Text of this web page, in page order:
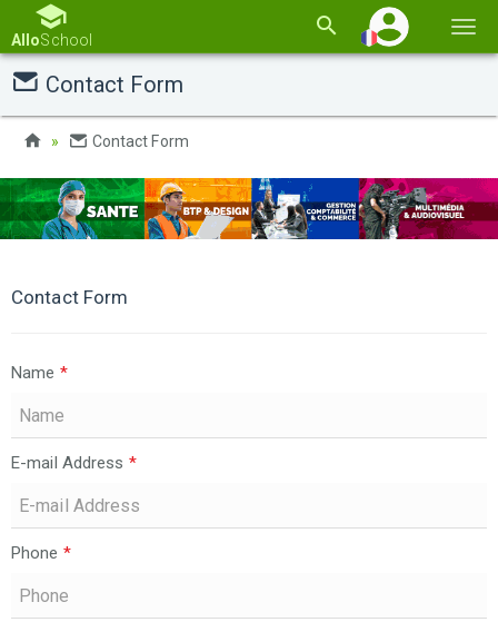
la
AlloSchool
Contact Form
Contact Form
Contact Form
Name *
E-mail Address *
Phone *